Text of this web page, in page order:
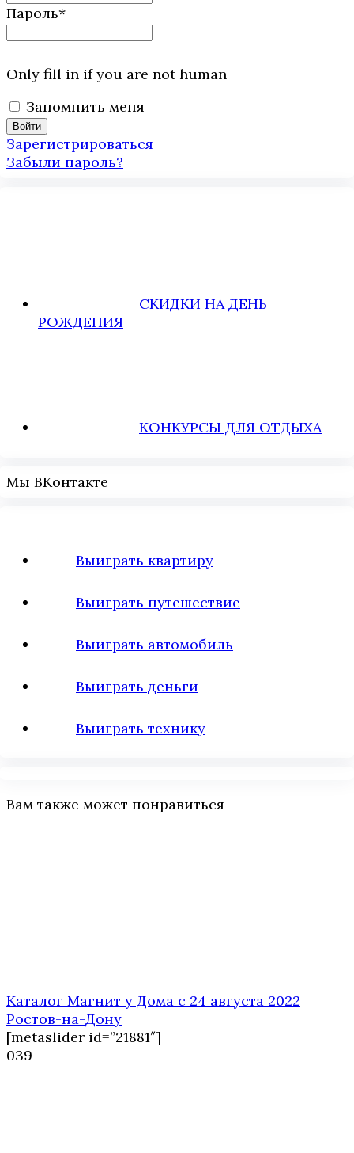
Пароль*
Only fill in if you are not human
Запомнить меня
Зарегистрироваться
Забыли пароль?
СКИДКИ НА ДЕНЬ
РОЖДЕНИЯ
КОНКУРСЫ ДЛЯ ОТДЫХА
Мы ВКонтакте
Выиграть квартиру
Выиграть путешествие
Выиграть автомобиль
Выиграть деньги
Выиграть технику
Вам также может понравиться
Каталог Магнит у Дома с 24 августа 2022
Ростов-на-Дону
[metaslider id=”21881″]
039